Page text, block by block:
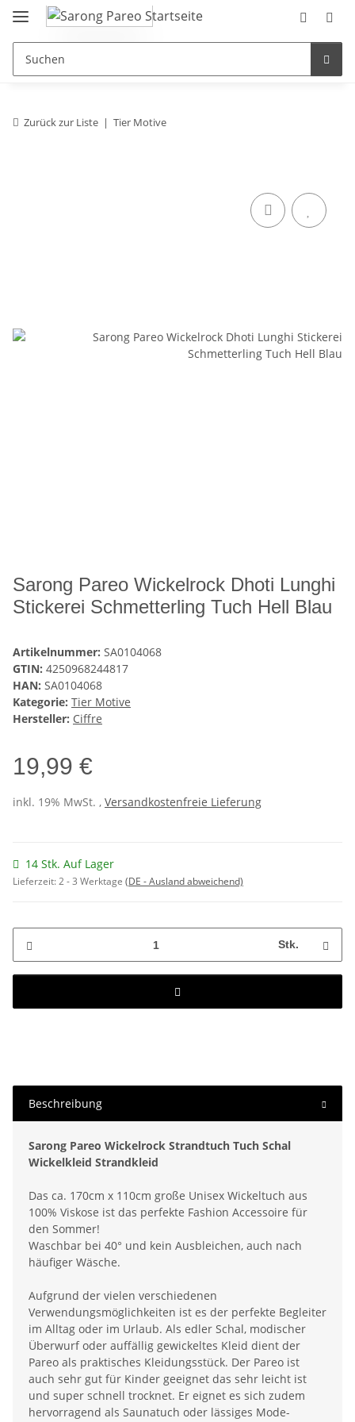
Zurück zur Liste Tier Motive
Sarong Pareo Wickelrock Dhoti Lunghi
Stickerei Schmetterling Tuch Hell Blau
Artikelnummer: SA0104068
GTIN: 4250968244817
HAN: SA0104068
Kategorie: Tier Motive
Hersteller: Ciffre
19,99 €
inkl. 19% MwSt. , Versandkostenfreie Lieferung
14 Stk. Auf Lager
Lieferzeit:2 - 3 Werktage (DE - Ausland abweichend)
Stk.
Beschreibung
Sarong Pareo Wickelrock Strandtuch Tuch Schal
Wickelkleid Strandkleid
Das ca. 170cm x 110cm große Unisex Wickeltuch aus
100% Viskose ist das perfekte Fashion Accessoire für
den Sommer!
Waschbar bei 40° und kein Ausbleichen, auch nach
häufiger Wäsche.
Aufgrund der vielen verschiedenen
Verwendungsmöglichkeiten ist es der perfekte Begleiter
im Alltag oder im Urlaub. Als edler Schal, modischer
Überwurf oder auffällig gewickeltes Kleid dient der
Pareo als praktisches Kleidungsstück. Der Pareo ist
auch sehr gut für Kinder geeignet das sehr leicht ist
und super schnell trocknet. Er eignet es sich zudem
hervorragend als Saunatuch oder lässiges Mode-